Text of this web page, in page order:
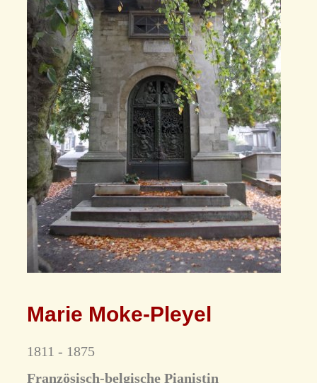
Marie Moke-Pleyel
1811 - 1875
Französisch-belgische Pianistin